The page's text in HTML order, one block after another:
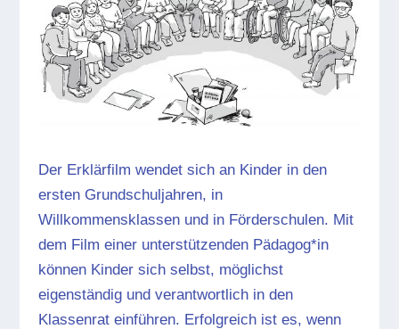
Der Erklärfilm wendet sich an Kinder in den
ersten Grundschuljahren, in
Willkommensklassen und in Förderschulen. Mit
dem Film einer unterstützenden Pädagog*in
können Kinder sich selbst, möglichst
eigenständig und verantwortlich in den
Klassenrat einführen. Erfolgreich ist es, wenn